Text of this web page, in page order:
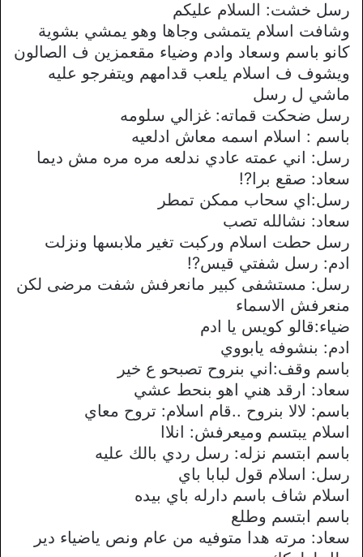
رسل خشت: السلام عليكم
وشافت اسلام يتمشى وجاها وهو يمشي بشوية
كانو باسم وسعاد وادم وضياء مقعمزين ف الصالون
ويشوف ف اسلام يلعب قدامهم ويتفرجو عليه
ماشي ل رسل
رسل ضحكت قماته: غزالي سلومه
باسم : اسلام اسمه معاش ادلعيه
رسل: اني عمته عادي ندلعه مره مره مش ديما
سعاد: صقع برا?!
رسل:اي سحاب ممكن تمطر
سعاد: نشالله تصب
رسل حطت اسلام وركبت تغير ملابسها ونزلت
ادم: رسل شفتي قيس?!
رسل: مستشفى كبير مانعرفش شفت مرضى لكن
منعرفش الاسماء
ضياء:قالو كويس يا ادم
ادم: بنشوفه يابووي
باسم وقف:اني بنروح تصبحو ع خير
سعاد: ارقد هني اهو بنحط عشي
باسم: لالا بنروح ..قام اسلام: تروح معاي
اسلام يبتسم وميعرفش: انلاا
باسم ابتسم نزله: رسل ردي بالك عليه
رسل: اسلام قول لبابا باي
اسلام شاف باسم دارله باي بيده
باسم ابتسم وطلع
سعاد: مرته هدا متوفيه من عام ونص ياضياء دير